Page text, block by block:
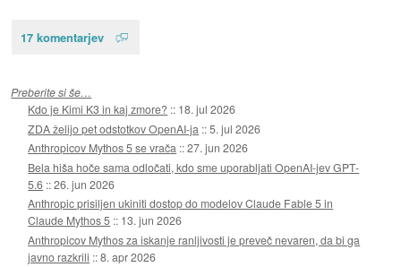
17 komentarjev
Preberite si še…
Kdo je Kimi K3 in kaj zmore? :: 18. jul 2026
ZDA želijo pet odstotkov OpenAI-ja ::5. jul 2026
Anthropicov Mythos 5 se vrača ::27. jun 2026
Bela hiša hoče sama odločati, kdo sme uporabljati OpenAI-jev GPT-
5.6 ::26. jun 2026
Anthropic prisiljen ukiniti dostop do modelov Claude Fable 5 in
Claude Mythos 5 :: 13. jun 2026
Anthropicov Mythos za iskanje ranljivosti je preveč nevaren, da bi ga
javno razkrili ::8. apr 2026